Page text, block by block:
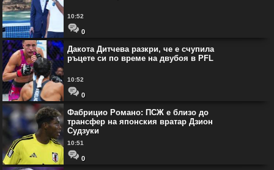
10:52
0
Дакота Дитчева разкри, че е счупила
ръцете си по време на двубоя в PFL
10:52
0
Фабрицио Романо: ПСЖ е близо до
трансфер на японския вратар Дзион
Судзуки
10:51
0